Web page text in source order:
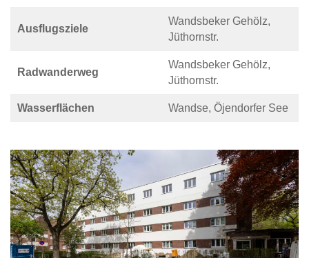
Ausflugsziele
Wandsbeker Gehölz,
Jüthornstr.
Radwanderweg
Wandsbeker Gehölz,
Jüthornstr.
Wasserflächen Wandse, Öjendorfer See